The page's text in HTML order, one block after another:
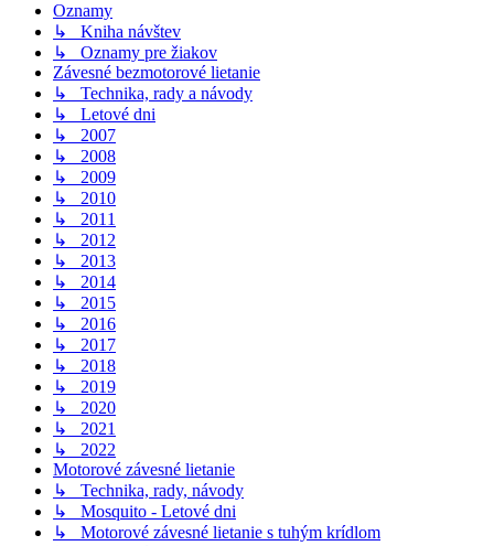
Oznamy
↳ Kniha návštev
↳ Oznamy pre žiakov
Závesné bezmotorové lietanie
↳ Technika, rady a návody
↳ Letové dni
↳ 2007
↳ 2008
↳ 2009
↳ 2010
↳ 2011
↳ 2012
↳ 2013
↳ 2014
↳ 2015
↳ 2016
↳ 2017
↳ 2018
↳ 2019
↳ 2020
↳ 2021
↳ 2022
Motorové závesné lietanie
↳ Technika, rady, návody
↳ Mosquito - Letové dni
↳ Motorové závesné lietanie s tuhým krídlom